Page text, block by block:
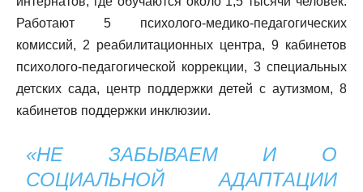
Работают 5 психолого-медико-педагогических
комиссий, 2 реабилитационных центра, 9 кабинетов
психолого-педагогической коррекции, 3 специальных
детских сада, центр поддержки детей с аутизмом, 8
кабинетов поддержки инклюзии.
«НЕ ЗАБЫВАЕМ И О
СОЦИАЛЬНОЙ АДАПТАЦИИ